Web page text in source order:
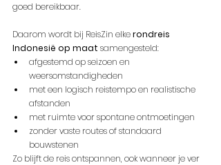
goed bereikbaar.
Daarom wordt bij ReisZin elke rondreis
Indonesië op maat samengesteld:
afgestemd op seizoen en
weersomstandigheden
met een logisch reistempo en realistische
afstanden
met ruimte voor spontane ontmoetingen
zonder vaste routes of standaard
bouwstenen
Zo blijft de reis ontspannen, ook wanneer je ver